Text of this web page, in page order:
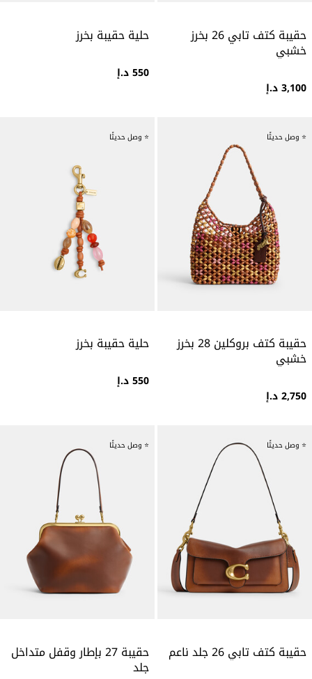
حقيبة كتف تابي 26 بخرز
خشبي
3,100 د.إ
حلية حقيبة بخرز
550 د.إ
⭐ وصل حديثًا
حقيبة كتف بروكلين 28 بخرز
خشبي
2,750 د.إ
⭐ وصل حديثًا
حلية حقيبة بخرز
550 د.إ
⭐ وصل حديثًا
حقيبة كتف تابي 26 جلد ناعم
⭐ وصل حديثًا
حقيبة 27 بإطار وقفل متداخل
جلد